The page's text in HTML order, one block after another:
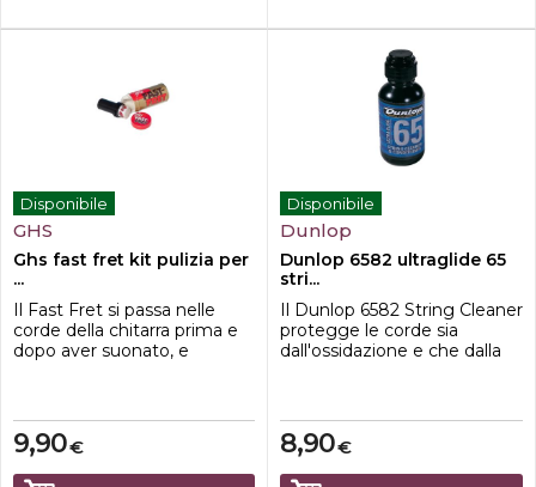
Disponibile
GHS
Ghs fast fret kit pulizia per
...
Il Fast Fret si passa nelle
corde della chitarra prima e
dopo aver suonato, e
corde più veloci, favorendo
gli assoli e l'utilizzo degli
slide.
€
9,90
Disponibile
Dunlop
Dunlop 6582 ultraglide 65
stri...
Il Dunlop 6582 String Cleaner
protegge le corde sia
dall'ossidazione e che dalla
etta da 59ml
€
8,90